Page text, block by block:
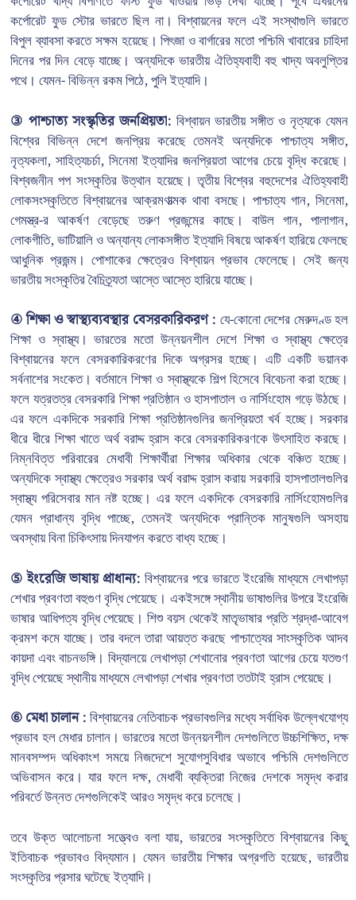
কর্পোরেট ফুড স্টোর ভারতে ছিল না। বিশ্বায়নের ফলে এই সংস্থাগুলি ভারতে
বিপুল ব্যাবসা করতে সক্ষম হয়েছে। পিৎজা ও বার্গারের মতো পশ্চিমি খাবারের চাহিদা
দিনের পর দিন বেড়ে যাচ্ছে। অন্যদিকে ভারতীয় ঐতিহ্যবাহী বহু খাদ্য অবলুপ্তির
পথে। যেমন- বিভিন্ন রকম পিঠে, পুলি ইত্যাদি।
③ পাশ্চাত্য সংস্কৃতির জনপ্রিয়তা: বিশ্বায়ন ভারতীয় সঙ্গীত ও নৃত্যকে যেমন
বিশ্বের বিভিন্ন দেশে জনপ্রিয় করেছে তেমনই অন্যদিকে পাশ্চাত্য সঙ্গীত,
নৃত্যকলা, সাহিত্যচর্চা, সিনেমা ইত্যাদির জনপ্রিয়তা আগের চেয়ে বৃদ্ধি করেছে।
বিশ্বজনীন পপ সংস্কৃতির উত্থান হয়েছে। তৃতীয় বিশ্বের বহুদেশের ঐতিহ্যবাহী
লোকসংস্কৃতিতে বিশ্বায়নের আক্রমণাত্মক থাবা বসছে। পাশ্চাত্য গান, সিনেমা,
গেমস্ত্র-র আকর্ষণ বেড়েছে তরুণ প্রজন্মের কাছে। বাউল গান, পালাগান,
লোকগীতি, ভাটিয়ালি ও অন্যান্য লোকসঙ্গীত ইত্যাদি বিষয়ে আকর্ষণ হারিয়ে ফেলছে
আধুনিক প্রজন্ম। পোশাকের ক্ষেত্রেও বিশ্বায়ন প্রভাব ফেলেছে। সেই জন্য
ভারতীয় সংস্কৃতির বৈচিত্র্যতা আস্তে আস্তে হারিয়ে যাচ্ছে।
④ শিক্ষা ও স্বাস্থ্যব্যবস্থার বেসরকারিকরণ : যে-কোনো দেশের মেরুদণ্ড হল
শিক্ষা ও স্বাস্থ্য। ভারতের মতো উন্নয়নশীল দেশে শিক্ষা ও স্বাস্থ্য ক্ষেত্রে
বিশ্বায়নের ফলে বেসরকারিকরণের দিকে অগ্রসর হচ্ছে। এটি একটি ভয়ানক
সর্বনাশের সংকেত। বর্তমানে শিক্ষা ও স্বাস্থ্যকে শিল্প হিসেবে বিবেচনা করা হচ্ছে।
ফলে যত্রতত্র বেসরকারি শিক্ষা প্রতিষ্ঠান ও হাসপাতাল ও নার্সিংহোম গড়ে উঠছে।
এর ফলে একদিকে সরকারি শিক্ষা প্রতিষ্ঠানগুলির জনপ্রিয়তা খর্ব হচ্ছে। সরকার
ধীরে ধীরে শিক্ষা খাতে অর্থ বরাদ্দ হ্রাস করে বেসরকারিকরণকে উৎসাহিত করছে।
নিম্নবিত্ত পরিবারের মেধাবী শিক্ষার্থীরা শিক্ষার অধিকার থেকে বঞ্চিত হচ্ছে।
অন্যদিকে স্বাস্থ্য ক্ষেত্রেও সরকার অর্থ বরাদ্দ হ্রাস করায় সরকারি হাসপাতালগুলির
স্বাস্থ্য পরিসেবার মান নষ্ট হচ্ছে। এর ফলে একদিকে বেসরকারি নার্সিংহোমগুলির
যেমন প্রাধান্য বৃদ্ধি পাচ্ছে, তেমনই অন্যদিকে প্রান্তিক মানুষগুলি অসহায়
অবস্থায় বিনা চিকিৎসায় দিনযাপন করতে বাধ্য হচ্ছে।
⑤ ইংরেজি ভাষায় প্রাধান্য: বিশ্বায়নের পরে ভারতে ইংরেজি মাধ্যমে লেখাপড়া
শেখার প্রবণতা বহুগুণ বৃদ্ধি পেয়েছে। একইসঙ্গে স্থানীয় ভাষাগুলির উপরে ইংরেজি
ভাষার আধিপত্য বৃদ্ধি পেয়েছে। শিশু বয়স থেকেই মাতৃভাষার প্রতি শ্রদ্ধা-আবেগ
ক্রমশ কমে যাচ্ছে। তার বদলে তারা আয়ত্ত করছে পাশ্চাত্যের সাংস্কৃতিক আদব
কায়দা এবং বাচনভঙ্গি। বিদ্যালয়ে লেখাপড়া শেখানোর প্রবণতা আগের চেয়ে যতগুণ
বৃদ্ধি পেয়েছে স্থানীয় মাধ্যমে লেখাপড়া শেখার প্রবণতা ততটাই হ্রাস পেয়েছে।
⑥ মেধা চালান :বিশ্বায়নের নেতিবাচক প্রভাবগুলির মধ্যে সর্বাধিক উল্লেখযোগ্য
প্রভাব হল মেধার চালান। ভারতের মতো উন্নয়নশীল দেশগুলিতে উচ্চশিক্ষিত, দক্ষ
মানবসম্পদ অধিকাংশ সময়ে নিজদেশে সুযোগসুবিধার অভাবে পশ্চিমি দেশগুলিতে
অভিবাসন করে। যার ফলে দক্ষ, মেধাবী ব্যক্তিরা নিজের দেশকে সমৃদ্ধ করার
পরিবর্তে উন্নত দেশগুলিকেই আরও সমৃদ্ধ করে চলেছে।
তবে উক্ত আলোচনা সত্ত্বেও বলা যায়, ভারতের সংস্কৃতিতে বিশ্বায়নের কিছু
ইতিবাচক প্রভাবও বিদ্যমান। যেমন ভারতীয় শিক্ষার অগ্রগতি হয়েছে, ভারতীয়
সংস্কৃতির প্রসার ঘটেছে ইত্যাদি।